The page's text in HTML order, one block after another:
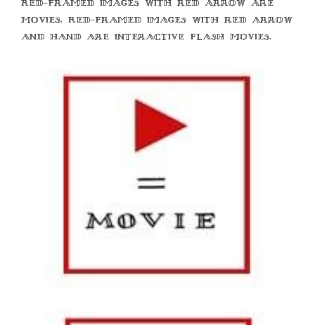
Red-framed images with red arrow are
movies. Red-framed images with red arrow
and hand are interactive flash movies.